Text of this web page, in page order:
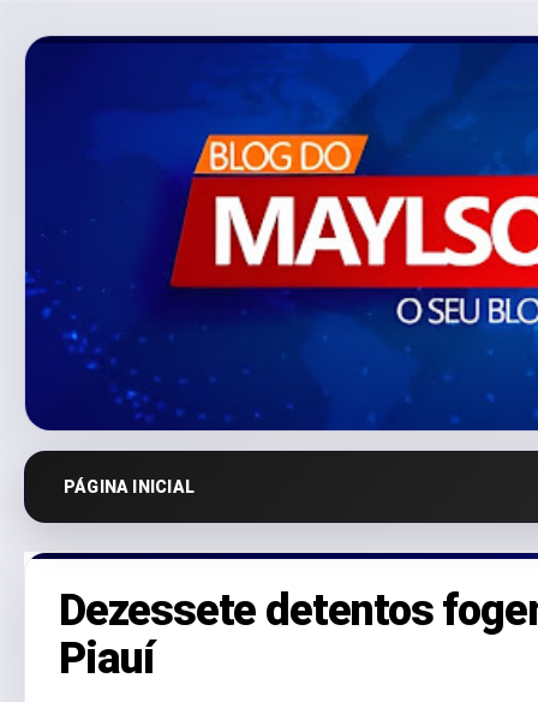
PÁGINA INICIAL
Dezessete detentos
Piauí